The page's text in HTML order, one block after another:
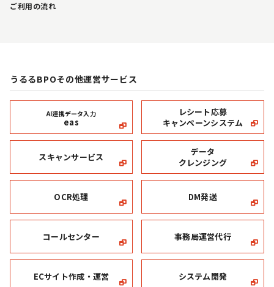
ご利用の流れ
うるるBPOその他運営サービス
AI連携データ入力
eas
レシート応募
キャンペーンシステム
スキャンサービス
データ
クレンジング
OCR処理 DM発送
コールセンター 事務局運営代行
ECサイト作成・運営 システム開発